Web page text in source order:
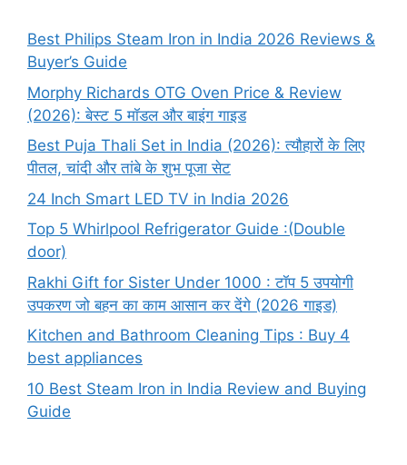
Best Philips Steam Iron in India 2026 Reviews &
Buyer’s Guide
Morphy Richards OTG Oven Price & Review
(2026): बेस्ट 5 मॉडल और बाइंग गाइड
Best Puja Thali Set in India (2026): त्यौहारों के लिए
पीतल, चांदी और तांबे के शुभ पूजा सेट
24 Inch Smart LED TV in India 2026
Top 5 Whirlpool Refrigerator Guide :(Double
door)
Rakhi Gift for Sister Under 1000 : टॉप 5 उपयोगी
उपकरण जो बहन का काम आसान कर देंगे (2026 गाइड)
Kitchen and Bathroom Cleaning Tips : Buy 4
best appliances
10 Best Steam Iron in India Review and Buying
Guide